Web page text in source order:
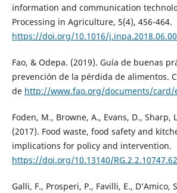
information and communication
Processing in Agriculture, 5(4), 456-464.
https://doi.org/10.1016/
Fao, & Odepa. (2019). Guía de buenas
prevención de la pérdida de alimentos.
de http://www.fao.org/documents/card/
Foden, M., Browne, A., Evans, D., Sharp,
(2017). Food waste, food safety and
implications for policy and intervention.
https://doi.org/10.13140/
Galli, F., Prosperi, P., Favilli, E., D’Amico,